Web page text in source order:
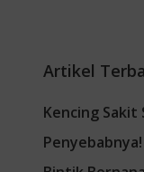
Artikel
Kencing Sakit
Penyebabnya!